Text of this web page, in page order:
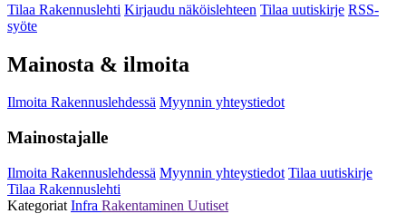
Tilaa Rakennuslehti Kirjaudu näköislehteen Tilaa uutiskirje RSS-
syöte
Mainosta & ilmoita
Ilmoita Rakennuslehdessä Myynnin yhteystiedot
Mainostajalle
Ilmoita Rakennuslehdessä Myynnin yhteystiedot Tilaa uutiskirje
Tilaa Rakennuslehti
Kategoriat Infra Rakentaminen Uutiset